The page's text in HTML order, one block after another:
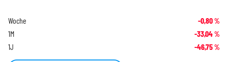
Woche -0,80%
1M -33,04%
1J -46,75%